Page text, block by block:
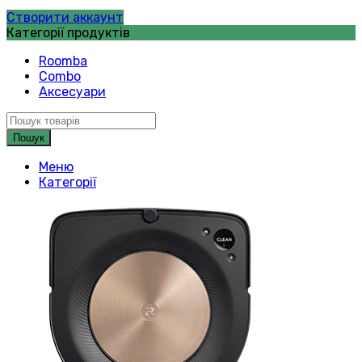
Створити аккаунт
Категорії продуктів
Roomba
Combo
Аксесуари
Пошук
Меню
Категорії